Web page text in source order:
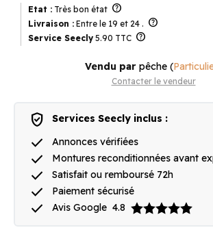
Etat : Très bon état help
Livraison : Entre le 19 et 24 . help
Service Seecly 5.90 TTC help
Vendu par pêche (
Contacter le vendeur
verified_user Services Seecly inclus :
done Annonces vérifiées
done Montures reconditionnées avant
done Satisfait ou remboursé 72h
done Paiement sécurisé
done Avis Google 4.8